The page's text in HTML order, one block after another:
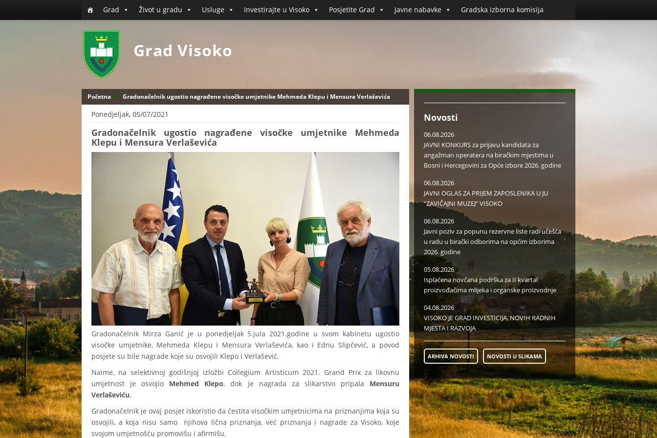
Grad Život u gradu Usluge Investirajte u Visoko Posjetite Grad Javne nabavke Gradska izborna komisija
Grad Visoko
Početna Gradonačelnik ugostio nagrađene visočke umjetnike Mehmeda Klepu i Mensura Verlaševića
Ponedjeljak, 05/07/2021
Gradonačelnik ugostio nagrađene visočke umjetnike Mehmeda
Klepu i Mensura Verlaševića
Gradonačelnik Mirza Ganić je u ponedjeljak 5.jula 2021.godine u svom kabinetu ugostio
visočke umjetnike, Mehmeda Klepu i Mensura Verlaševića, kao i Ednu Slipčević, a povod
posjete su bile nagrade koje su osvojili Klepo i Verlašević.
Naime, na selektivnoj godišnjoj izložbi Collegium Artisticum 2021. Grand Prix za likovnu
umjetnost je osvojio Mehmed Klepo, dok je nagrada za slikarstvo pripala Mensuru
Verlaševiću.
Gradonačelnik je ovaj posjet iskoristio da čestita visočkim umjetnicima na priznanjima koja su
osvojili, a koja nisu samo njihova lična priznanja, već priznanja i nagrade za Visoko, koje
svojom umjetnošću promovišu i afirmišu.
Novosti
06.08.2026
JAVNI KONKURS za prijavu kandidata za
angažman operatera na biračkim mjestima u
Bosni i Hercegovini za Opće izbore 2026. godine
06.08.2026
JAVNI OGLAS ZA PRIJEM ZAPOSLENIKA U JU
“ZAVIČAJNI MUZEJ” VISOKO
06.08.2026
Javni poziv za popunu rezervne liste radi učešća
u radu u birački odborima na općim izborima
2026. godine
05.08.2026
Isplaćena novčana podrška za II kvartal
proizvođačima mlijeka i organske proizvodnje
04.08.2026
VISOKO JE GRAD INVESTICIJA, NOVIH RADNIH
MJESTA I RAZVOJA
ARHIVA NOVOSTI NOVOSTI U SLIKAMA